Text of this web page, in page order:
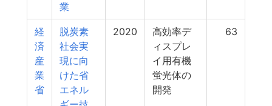
業
経
済
産
業
省
脱炭素
社会実
現に向
けた省
エネル
2020
高効率デ
ィスプレ
イ用有機
蛍光体の
開発
63